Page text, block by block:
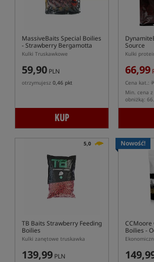
MassiveBaits Special Boilies
- Strawberry Bergamotta
Kulki Truskawkowe
59,90 PLN
otrzymujesz 0,46 pkt
KUP
Source
Kulki
66,99
Cena kat.:
Min. cena
obniżką:
5,0
TB Baits Strawberry Feeding
Boilies
Kulki zanętowe truskawka
139,99 PLN
Nowość!
CCMoore
Boilies -